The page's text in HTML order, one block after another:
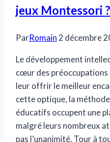
jeux Montessori ?
ParRomain 2 décembre
Le développement
cœur des préoccupations
leur offrir le meilleur
cette optique, la
éducatifs occupent une
malgré leurs nombreux
pas l’unanimité. Tour à